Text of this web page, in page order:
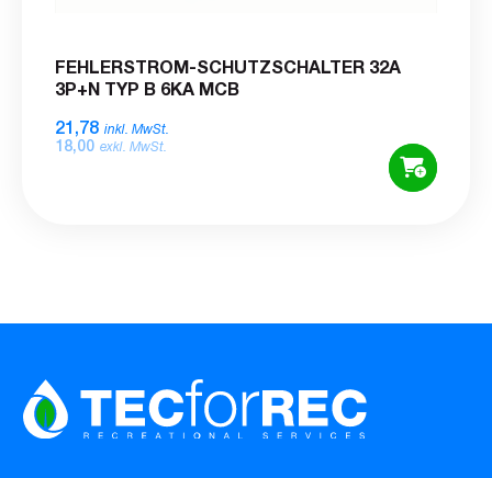
FEHLERSTROM-SCHUTZSCHALTER 32A
3P+N TYP B 6KA MCB
21,78 inkl. MwSt.
18,00 exkl. MwSt.